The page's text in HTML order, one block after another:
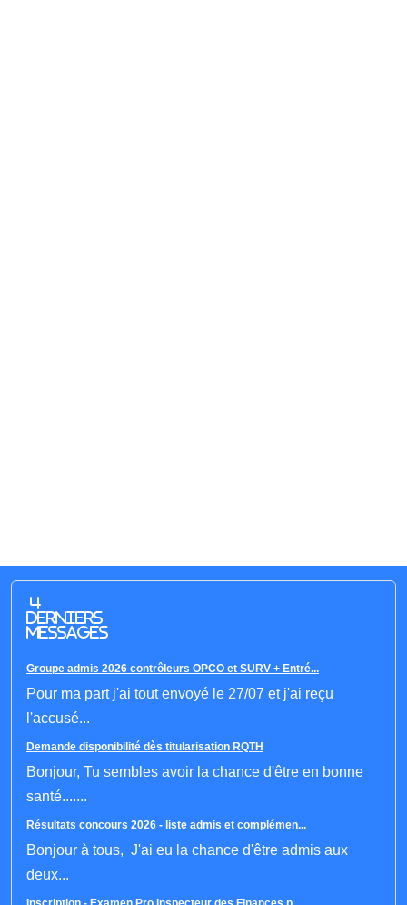
4
derniers
messages
Groupe admis 2026 contrôleurs OPCO et SURV + Entré...
Pour ma part j'ai tout envoyé le 27/07 et j'ai reçu
l'accusé...
Demande disponibilité dès titularisation RQTH
Bonjour, Tu sembles avoir la chance d'être en bonne
santé.......
Résultats concours 2026 - liste admis et complémen...
Bonjour à tous, J'ai eu la chance d'être admis aux
deux...